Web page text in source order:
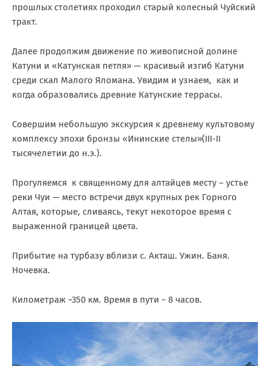
прошлых столетиях проходил старый колесный Чуйский
тракт.
Далее продолжим движение по живописной долине
Катуни и «Катунская петля» — красивый изгиб Катуни
среди скал Малого Яломана. Увидим и узнаем, как и
когда образовались древние Катунские террасы.
Совершим небольшую экскурсия к древнему культовому
комплексу эпохи бронзы «Ининские стелы»(III-II
тысячелетии до н.э.).
Прогуляемся к священному для алтайцев месту – устье
реки Чуи — место встречи двух крупных рек Горного
Алтая, которые, сливаясь, текут некоторое время с
выраженной границей цвета.
Прибытие на турбазу вблизи с. Акташ. Ужин. Баня.
Ночевка.
Километраж ~350 км. Время в пути ~ 8 часов.